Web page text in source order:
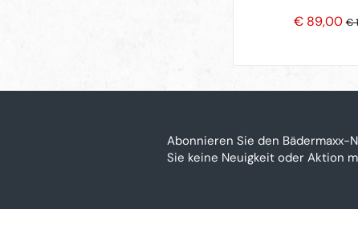
€ 89,00 €
Abonnieren Sie den Bädermaxx-
Sie keine Neuigkeit oder Aktion